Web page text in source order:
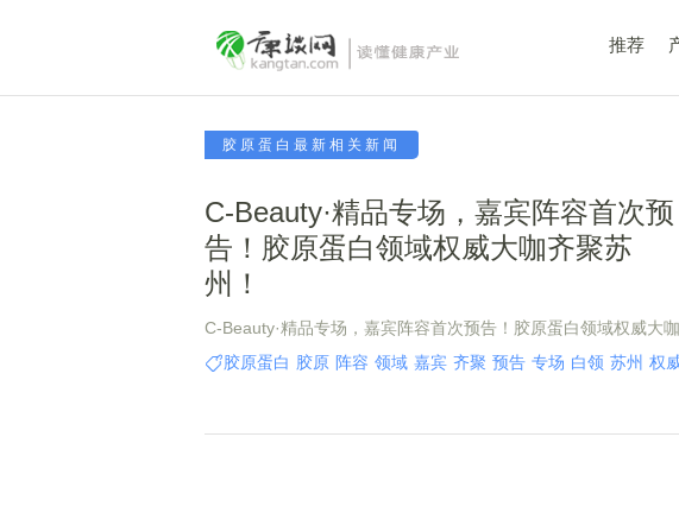
推荐
胶原蛋白最新相关新闻
C-Beauty·精品专场，嘉宾阵容首次预
告！胶原蛋白领域权威大咖齐聚苏
州！
C-Beauty·精品专场，嘉宾阵容首次预告！胶原蛋白领域权威大咖
齐聚苏州！
胶原蛋白 胶原 阵容 领域 嘉宾 齐聚 预告 专场 白领 苏州 权